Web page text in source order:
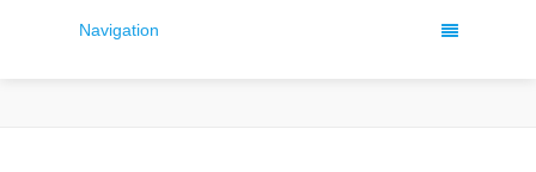
Navigation